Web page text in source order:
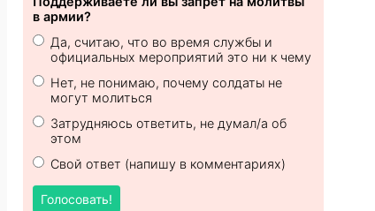
в армии?
Да, считаю, что во время службы и
официальных мероприятий это ни к чему
Нет, не понимаю, почему солдаты не
могут молиться
Затрудняюсь ответить, не думал/а об
этом
Свой ответ (напишу в комментариях)
Голосовать!